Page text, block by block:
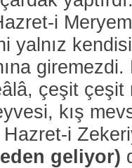
i
yalnız
çeşit
kış
i
geliyor)